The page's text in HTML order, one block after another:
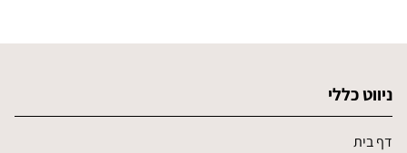
ניווט כללי
דף בית